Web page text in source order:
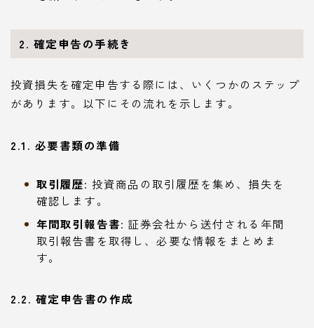
2. 確定申告の手続き
投資損失を確定申告する際には、いくつかのステップ
があります。以下にその流れを示します。
2.1. 必要書類の準備
取引履歴: 投資商品の取引履歴を集め、損失を
確認します。
年間取引報告書: 証券会社から送付される年間
取引報告書を取得し、必要な情報をまとめま
す。
2.2. 確定申告書の作成